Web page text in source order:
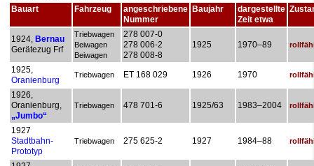
Bauart
Fahrzeug
angeschriebene
Nummer
Baujahr
dargestellte
Zeit etwa
1924, Bernau
Gerätezug Frf
Triebwagen
Beiwagen
Beiwagen
278 007-0
278 006-2
278 008-8
1925 1970–89
1925,
Oranienburg
Triebwagen ET 168 029 1926 1970
1926,
Oranienburg,
„Jumbo“
Triebwagen 478 701-6 1925/63 1983–2004
1927
Stadtbahn-
Prototyp
Triebwagen 275 625-2 1927 1984–88